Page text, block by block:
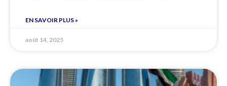
EN SAVOIR PLUS »
août 14, 2025